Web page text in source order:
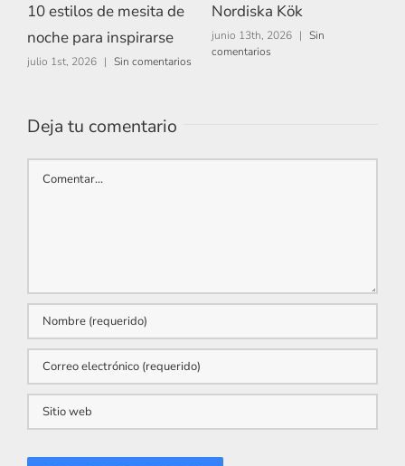
10 estilos de mesita de
noche para inspirarse
julio 1st, 2026 | Sin comentarios
Nordiska Kök
junio 13th, 2026 | Sin
comentarios
Deja tu comentario
Comentar